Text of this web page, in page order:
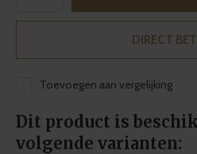
DIRECT
Toevoegen aan vergelijking
Dit product is
volgende varianten: